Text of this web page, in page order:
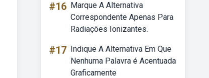
#16 Marque A Alternativa
Correspondente Apenas Para
Radiações Ionizantes.
#17 Indique A Alternativa Em Que
Nenhuma Palavra é Acentuada
Graficamente